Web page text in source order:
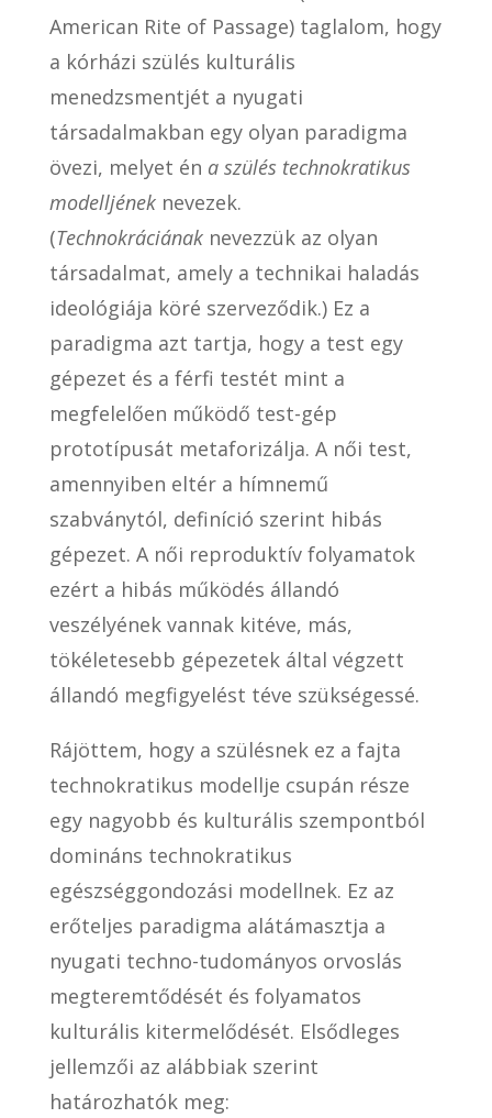
American Rite of Passage) taglalom, hogy
a kórházi szülés kulturális
menedzsmentjét a nyugati
társadalmakban egy olyan paradigma
övezi, melyet én a szülés technokratikus
modelljéneknevezek.
(Technokráciánaknevezzük az olyan
társadalmat, amely a technikai haladás
ideológiája köré szerveződik.) Ez a
paradigma azt tartja, hogy a test egy
gépezet és a férfi testét mint a
megfelelően működő test-gép
prototípusát metaforizálja. A női test,
amennyiben eltér a hímnemű
szabványtól, definíció szerint hibás
gépezet. A női reproduktív folyamatok
ezért a hibás működés állandó
veszélyének vannak kitéve, más,
tökéletesebb gépezetek által végzett
állandó megfigyelést téve szükségessé.
Rájöttem, hogy a szülésnek ez a fajta
technokratikus modellje csupán része
egy nagyobb és kulturális szempontból
domináns technokratikus
egészséggondozási modellnek. Ez az
erőteljes paradigma alátámasztja a
nyugati techno-tudományos orvoslás
megteremtődését és folyamatos
kulturális kitermelődését. Elsődleges
jellemzői az alábbiak szerint
határozhatók meg: